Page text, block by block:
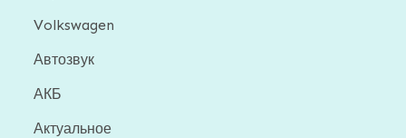
Volkswagen
Автозвук
АКБ
Актуальное